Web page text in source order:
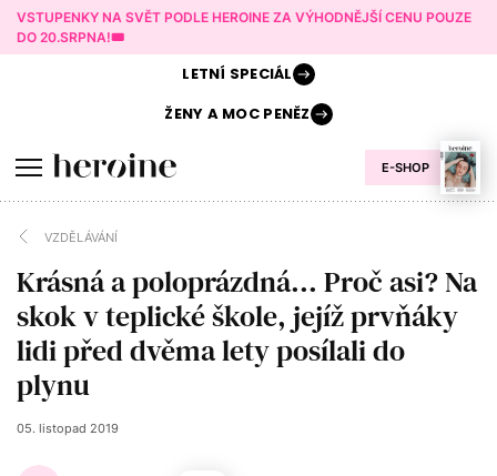
VSTUPENKY NA SVĚT PODLE HEROINE ZA VÝHODNĚJŠÍ CENU POUZE
DO 20.SRPNA!🎟️
E-SHOP
LETNÍ SPECIÁL
ŽENY AMOC PENĚZ
VZDĚLÁVÁNÍ
Krásná a poloprázdná... Proč asi? Na
skok v teplické škole, jejíž prvňáky
lidi před dvěma lety posílali do
plynu
05. listopad 2019